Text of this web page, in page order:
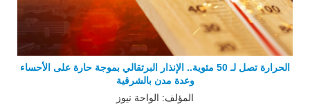
الحرارة تصل لـ 50 مئوية.. الإنذار البرتقالي بموجة حارة على الأحساء
وعدة مدن بالشرقية
المؤلف: الواحة نيوز